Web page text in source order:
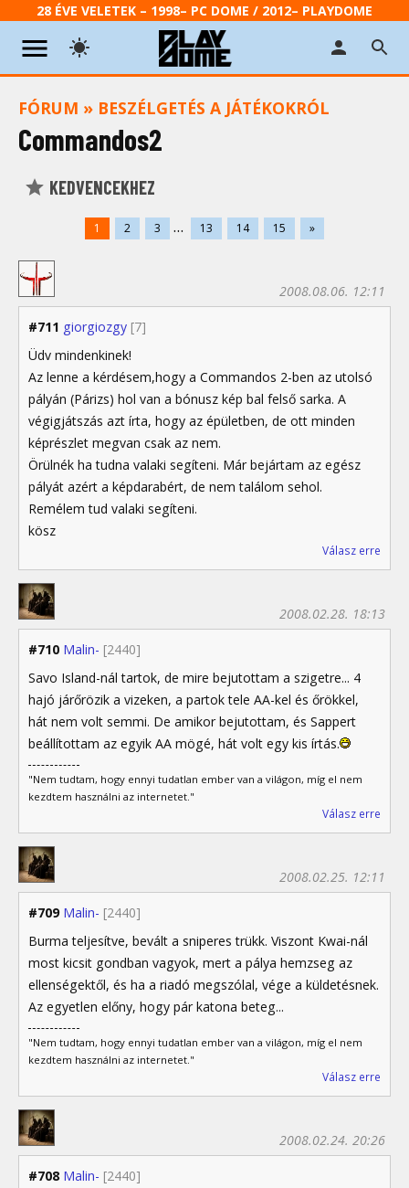
28 ÉVE VELETEK – 1998– PC DOME / 2012– PLAYDOME
FÓRUM » BESZÉLGETÉS A JÁTÉKOKRÓL
Commandos2
KEDVENCEKHEZ
1 2 3 ... 13 14 15 »
#711 giorgiozgy [7]
2008.08.06. 12:11
Üdv mindenkinek!
Az lenne a kérdésem,hogy a Commandos 2-ben az utolsó
pályán (Párizs) hol van a bónusz kép bal felső sarka. A
végigjátszás azt írta, hogy az épületben, de ott minden
képrészlet megvan csak az nem.
Örülnék ha tudna valaki segíteni. Már bejártam az egész
pályát azért a képdarabért, de nem találom sehol.
Remélem tud valaki segíteni.
kösz
Válasz erre
#710 Malin- [2440]
2008.02.28. 18:13
Savo Island-nál tartok, de mire bejutottam a szigetre... 4
hajó járőrözik a vizeken, a partok tele AA-kel és őrökkel,
hát nem volt semmi. De amikor bejutottam, és Sappert
beállítottam az egyik AA mögé, hát volt egy kis írtás.
"Nem tudtam, hogy ennyi tudatlan ember van a világon, míg el nem
kezdtem használni az internetet."
Válasz erre
#709 Malin- [2440]
2008.02.25. 12:11
Burma teljesítve, bevált a sniperes trükk. Viszont Kwai-nál
most kicsit gondban vagyok, mert a pálya hemzseg az
ellenségektől, és ha a riadó megszólal, vége a küldetésnek.
Az egyetlen előny, hogy pár katona beteg...
"Nem tudtam, hogy ennyi tudatlan ember van a világon, míg el nem
kezdtem használni az internetet."
Válasz erre
#708 Malin- [2440]
2008.02.24. 20:26